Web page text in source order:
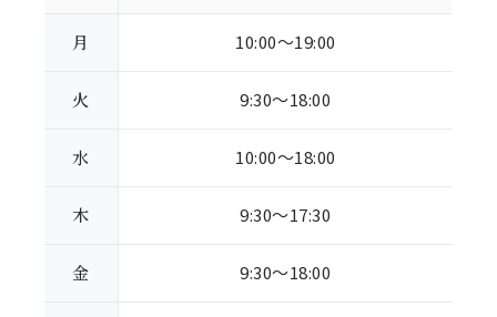
月
火
水
木
金
10:00～19:00
9:30～18:00
10:00～18:00
9:30～17:30
9:30～18:00